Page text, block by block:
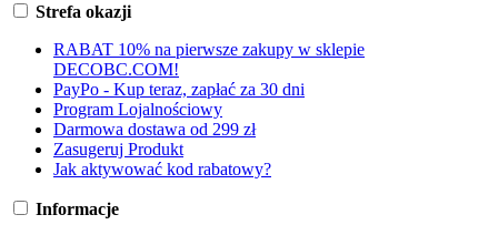
Strefa okazji
RABAT 10% na pierwsze zakupy w sklepie
DECOBC.COM!
PayPo - Kup teraz, zapłać za 30 dni
Program Lojalnościowy
Darmowa dostawa od 299 zł
Zasugeruj Produkt
Jak aktywować kod rabatowy?
Informacje